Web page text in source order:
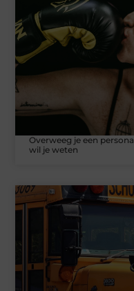
Overweeg je een
wil je weten